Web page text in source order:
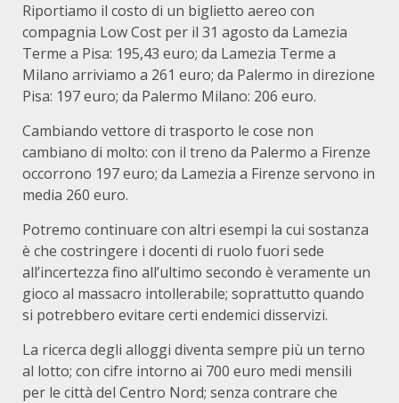
Riportiamo il costo di un biglietto aereo con
compagnia Low Cost per il 31 agosto da Lamezia
Terme a Pisa: 195,43 euro; da Lamezia Terme a
Milano arriviamo a 261 euro; da Palermo in direzione
Pisa: 197 euro; da Palermo Milano: 206 euro.
Cambiando vettore di trasporto le cose non
cambiano di molto: con il treno da Palermo a Firenze
occorrono 197 euro; da Lamezia a Firenze servono in
media 260 euro.
Potremo continuare con altri esempi la cui sostanza
è che costringere i docenti di ruolo fuori sede
all’incertezza fino all’ultimo secondo è veramente un
gioco al massacro intollerabile; soprattutto quando
si potrebbero evitare certi endemici disservizi.
La ricerca degli alloggi diventa sempre più un terno
al lotto; con cifre intorno ai 700 euro medi mensili
per le città del Centro Nord; senza contrare che